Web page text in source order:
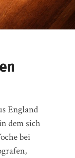
England
dem sich
bei